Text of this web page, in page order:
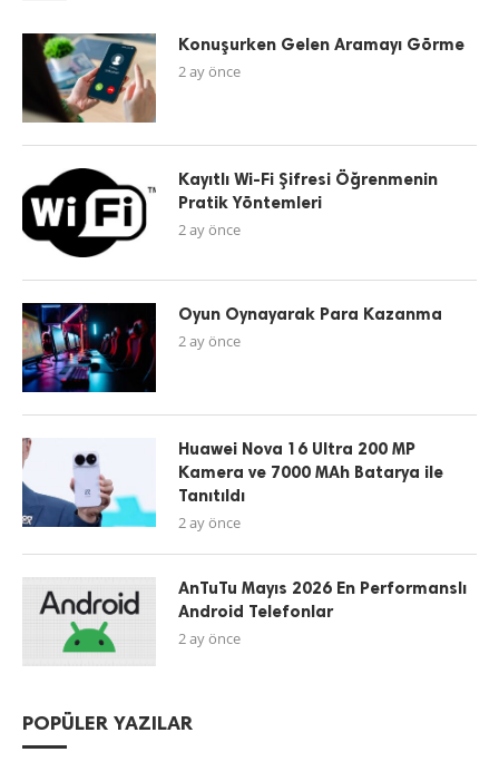
Konuşurken Gelen Aramayı Görme
2 ay önce
Kayıtlı Wi-Fi Şifresi Öğrenmenin
Pratik Yöntemleri
2 ay önce
Oyun Oynayarak Para Kazanma
2 ay önce
Huawei Nova 16 Ultra 200 MP
Kamera ve 7000 MAh Batarya ile
Tanıtıldı
2 ay önce
AnTuTu Mayıs 2026 En Performanslı
Android Telefonlar
2 ay önce
POPÜLER YAZILAR